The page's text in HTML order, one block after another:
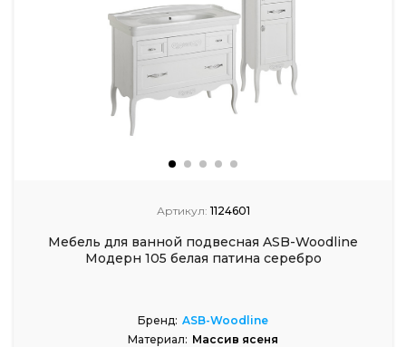
Артикул: 1124601
Мебель для ванной подвесная ASB-Woodline
Модерн 105 белая патина серебро
Бренд: ASB-Woodline
Материал: Массив ясеня